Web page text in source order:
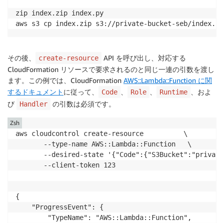
zip index.zip index.py
aws s3 cp index.zip s3://private-bucket-seb/
その後、 create-resource
API を呼び出し、対応する
CloudFormation リソースで要求されるのと同じ一連の引数を渡し
ます。この例では、 CloudFormation AWS::Lambda::Function に関
するドキュメント に従って、 Code Role Runtime
、およ
び
Handler の引数は必須です。
aws cloudcontrol create-resource          \
       --type-name AWS::Lambda::Function   \
--desired-state
       --client-token 123
{
    "ProgressEvent": {
        "TypeName": "AWS::Lambda::Function",
Zsh